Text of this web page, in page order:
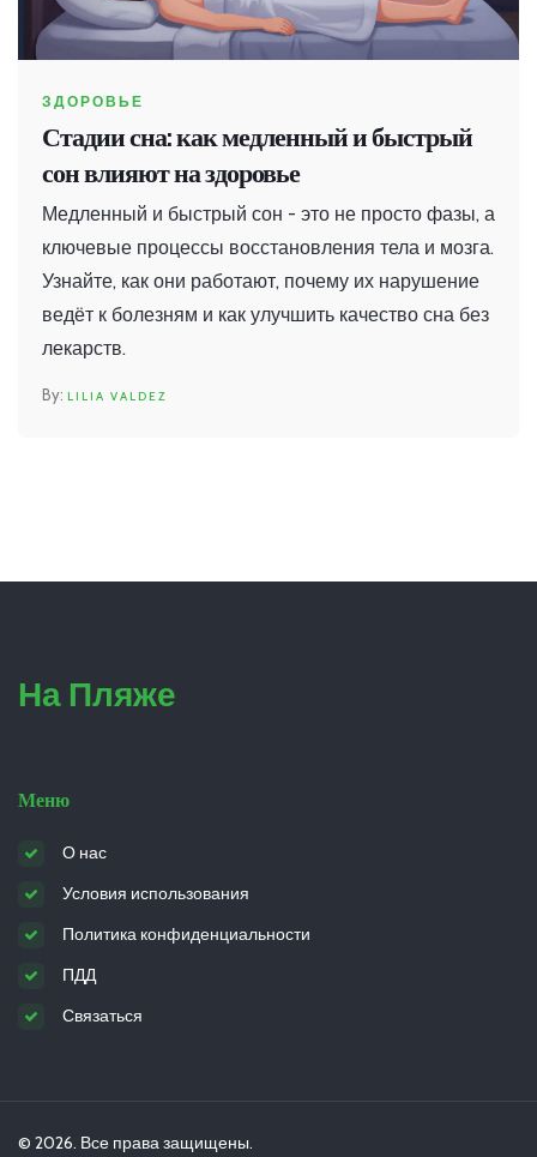
ЗДОРОВЬЕ
Стадии сна: как медленный и быстрый
сон влияют на здоровье
Медленный и быстрый сон - это не просто фазы, а
ключевые процессы восстановления тела и мозга.
Узнайте, как они работают, почему их нарушение
ведёт к болезням и как улучшить качество сна без
лекарств.
LILIA VALDEZ
На Пляже
Меню
О нас
Условия использования
Политика конфиденциальности
ПДД
Связаться
© 2026. Все права защищены.